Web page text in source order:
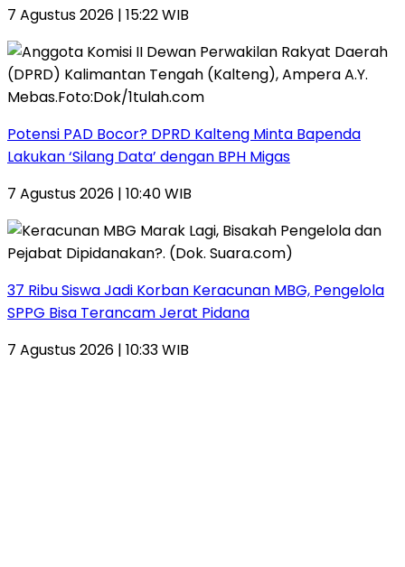
7 Agustus 2026 | 15:22 WIB
Potensi PAD Bocor? DPRD Kalteng Minta Bapenda
Lakukan ‘Silang Data’ dengan BPH Migas
7 Agustus 2026 | 10:40 WIB
37 Ribu Siswa Jadi Korban Keracunan MBG, Pengelola
SPPG Bisa Terancam Jerat Pidana
7 Agustus 2026 | 10:33 WIB